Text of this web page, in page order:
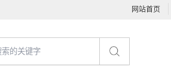
网站首页